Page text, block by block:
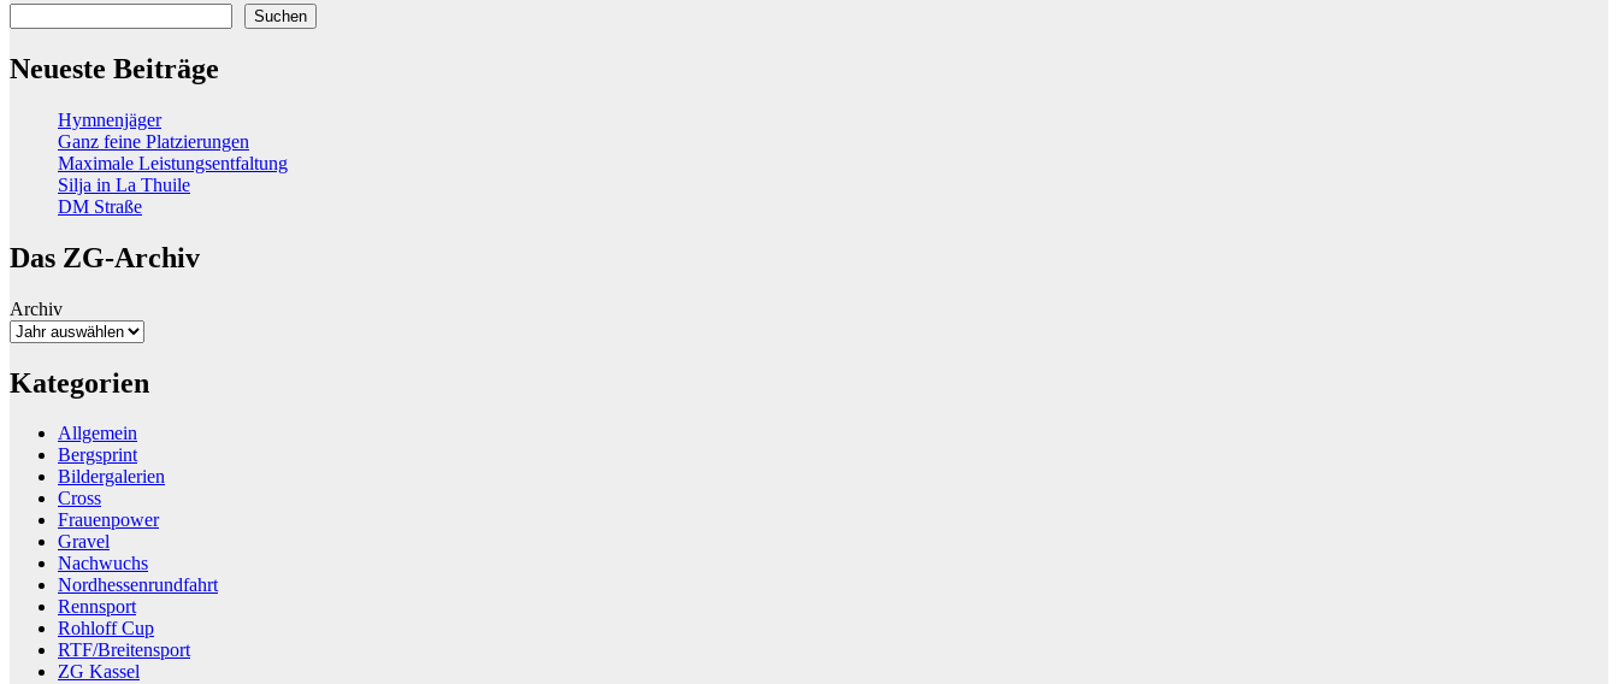
Suchen
Neueste Beiträge
Hymnenjäger
Ganz feine Platzierungen
Maximale Leistungsentfaltung
Silja in La Thuile
DM Straße
Das ZG-Archiv
Archiv
Kategorien
Allgemein
Bergsprint
Bildergalerien
Cross
Frauenpower
Gravel
Nachwuchs
Nordhessenrundfahrt
Rennsport
Rohloff Cup
RTF/Breitensport
ZG Kassel